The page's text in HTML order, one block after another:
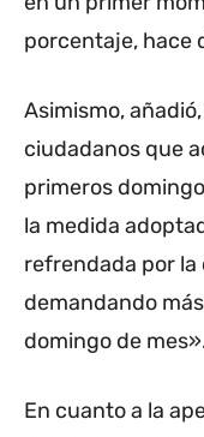
porcentaje, hace
Asimismo,
ciudadanos que
primeros
la medida
refrendada por
demandando
domingo de
En cuanto a la